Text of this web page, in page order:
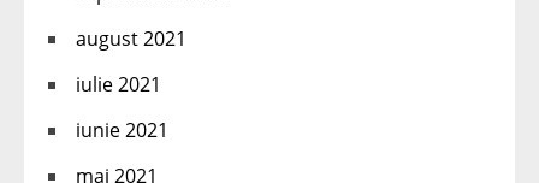
august 2021
iulie 2021
iunie 2021
mai 2021